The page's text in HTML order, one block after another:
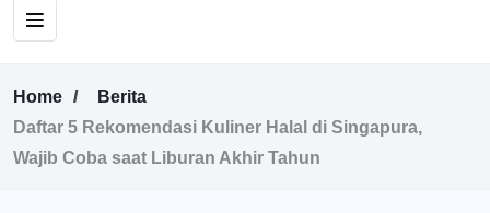
Home
Berita
Daftar 5 Rekomendasi Kuliner Halal di Singapura,
Wajib Coba saat Liburan Akhir Tahun